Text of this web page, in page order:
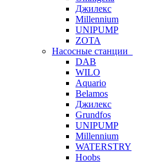
Джилекс
Millennium
UNIPUMP
ZOTA
Насосные станции
DAB
WILO
Aquario
Belamos
Джилекс
Grundfos
UNIPUMP
Millennium
WATERSTRY
Hoobs